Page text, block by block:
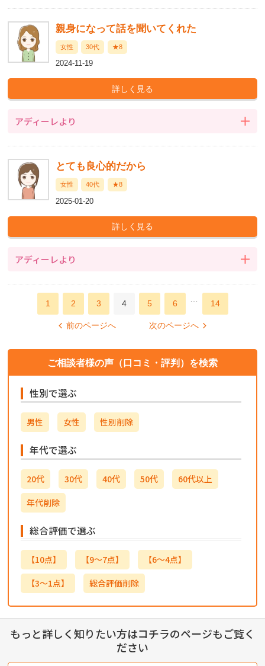
親身になって話を聞いてくれた
女性 30代 ★8
2024-11-19
アディーレより
とても良心的だから
女性 40代 ★8
2025-01-20
アディーレより
1 2 3 4 5 6 14
前のページへ 次のページへ
ご相談者様の声（口コミ・評判）を検索
性別で選ぶ
男性 女性 性別削除
年代で選ぶ
20代 30代 40代 50代
60代以上
年代削除
総合評価で選ぶ
【10点】 【9～7点】
【6～4点】
【3～1点】
総合評価削除
もっと詳しく知りたい方はコチラのページもご覧く
ださい